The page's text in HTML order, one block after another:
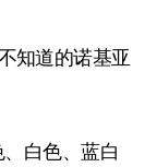
白色、蓝白